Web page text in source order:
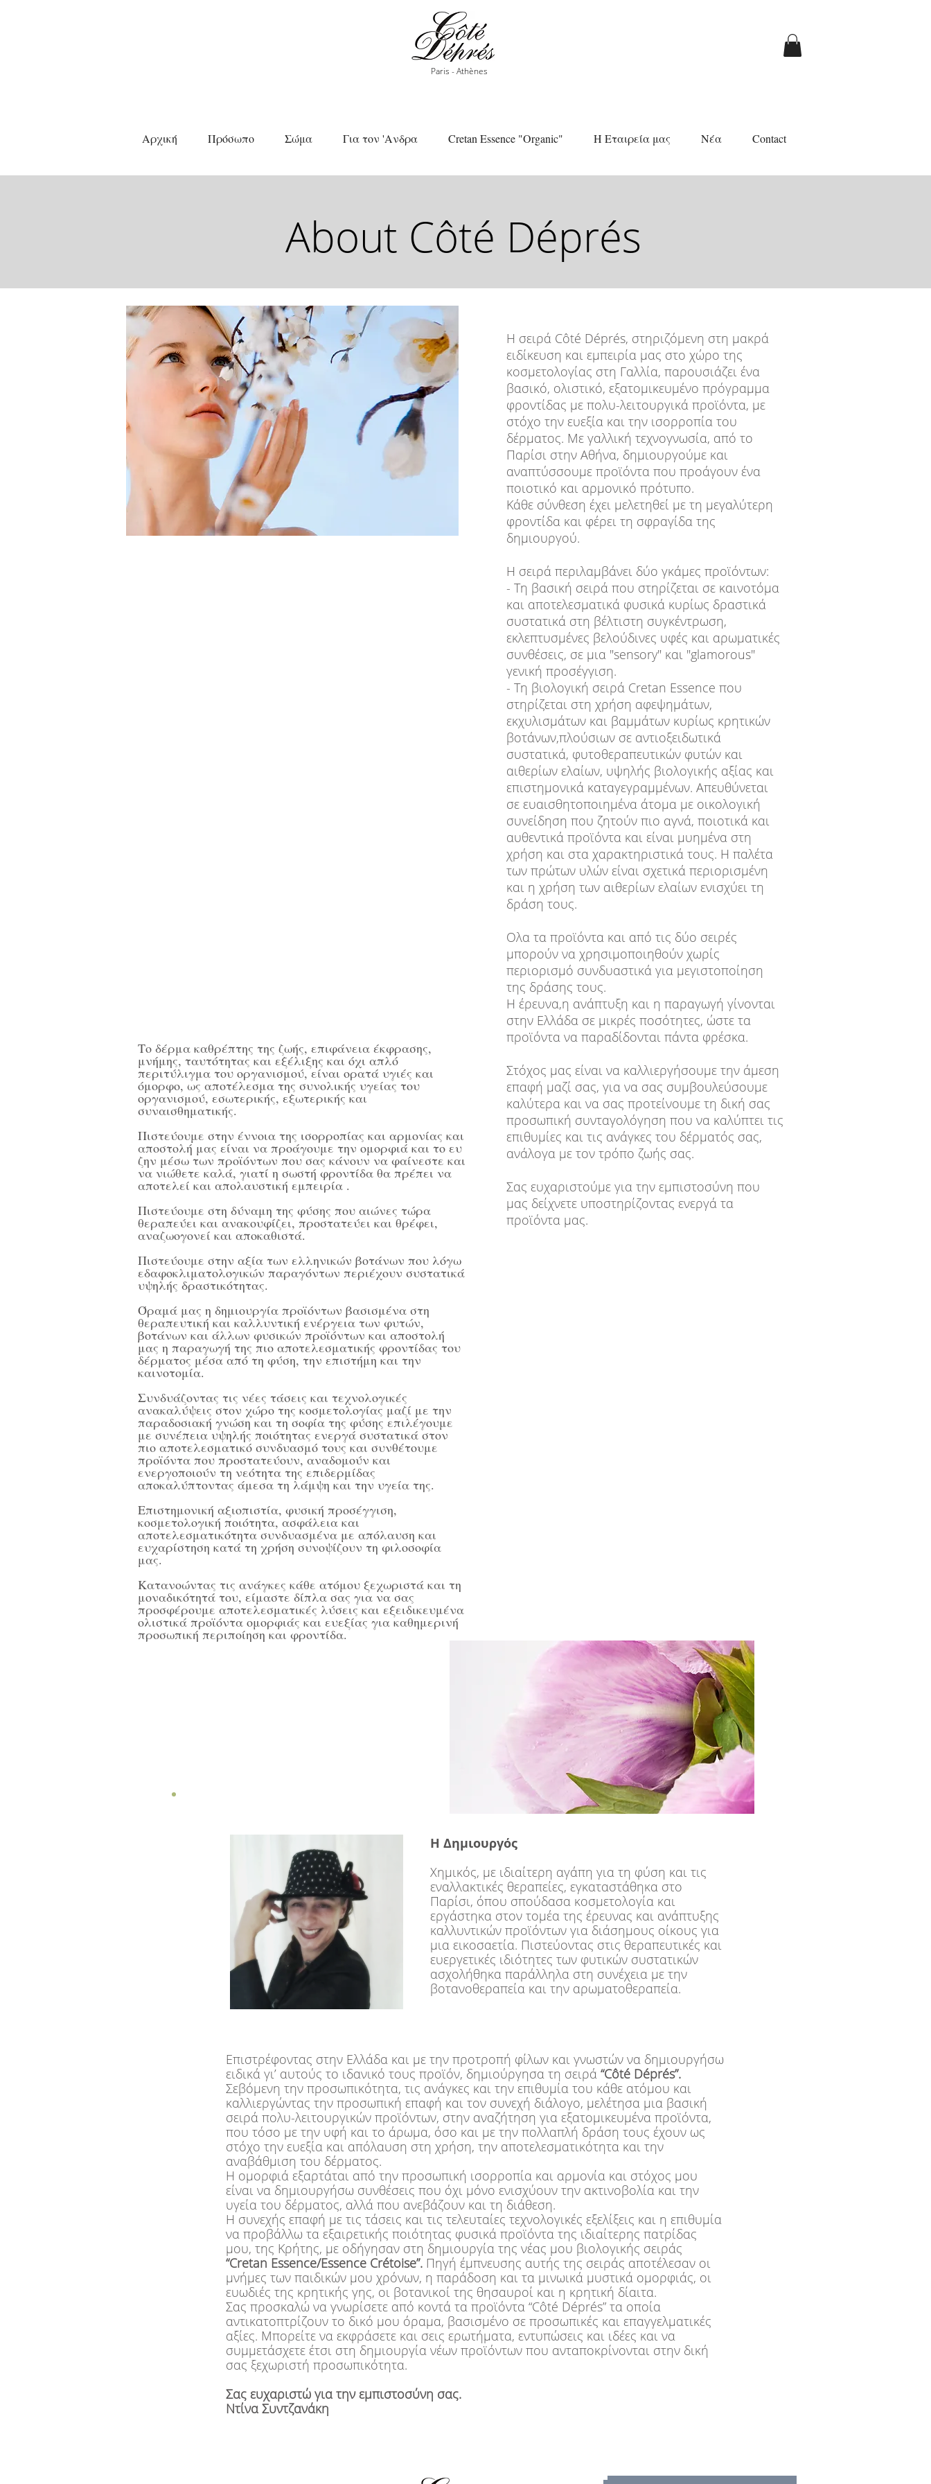
Paris - Athènes
Αρχική Πρόσωπο Σώμα Για τον 'Ανδρα Cretan Essence "Organic" Η Εταιρεία μας Νέα Contact
About Côté Déprés
Το δέρμα καθρέπτης της ζωής, επιφάνεια έκφρασης,
μνήμης, ταυτότητας και εξέλιξης και όχι απλό
περιτύλιγμα του οργανισμού, είναι ορατά υγιές και
όμορφο, ως αποτέλεσμα της συνολικής υγείας του
οργανισμού, εσωτερικής, εξωτερικής και
συναισθηματικής.
Πιστεύουμε στην έννοια της ισορροπίας και αρμονίας και
αποστολή μας είναι να προάγουμε την ομορφιά και το ευ
ζην μέσω των προϊόντων που σας κάνουν να φαίνεστε και
να νιώθετε καλά, γιατί η σωστή φροντίδα θα πρέπει να
αποτελεί και απολαυστική εμπειρία .
Πιστεύουμε στη δύναμη της φύσης που αιώνες τώρα
θεραπεύει και ανακουφίζει, προστατεύει και θρέφει,
αναζωογονεί και αποκαθιστά.
Πιστεύουμε στην αξία των ελληνικών βοτάνων που λόγω
εδαφοκλιματολογικών παραγόντων περιέχουν συστατικά
υψηλής δραστικότητας.
Όραμά μας η δημιουργία προϊόντων βασισμένα στη
θεραπευτική και καλλυντική ενέργεια των φυτών,
βοτάνων και άλλων φυσικών προϊόντων και αποστολή
μας η παραγωγή της πιο αποτελεσματικής φροντίδας του
δέρματος μέσα από τη φύση, την επιστήμη και την
καινοτομία.
Συνδυάζοντας τις νέες τάσεις και τεχνολογικές
ανακαλύψεις στον χώρο της κοσμετολογίας μαζί με την
παραδοσιακή γνώση και τη σοφία της φύσης επιλέγουμε
με συνέπεια υψηλής ποιότητας ενεργά συστατικά στον
πιο αποτελεσματικό συνδυασμό τους και συνθέτουμε
προϊόντα που προστατεύουν, αναδομούν και
ενεργοποιούν τη νεότητα της επιδερμίδας
αποκαλύπτοντας άμεσα τη λάμψη και την υγεία της.
Επιστημονική αξιοπιστία, φυσική προσέγγιση,
κοσμετολογική ποιότητα, ασφάλεια και
αποτελεσματικότητα συνδυασμένα με απόλαυση και
ευχαρίστηση κατά τη χρήση συνοψίζουν τη φιλοσοφία
μας.
Κατανοώντας τις ανάγκες κάθε ατόμου ξεχωριστά και τη
μοναδικότητά του, είμαστε δίπλα σας για να σας
προσφέρουμε αποτελεσματικές λύσεις και εξειδικευμένα
ολιστικά προϊόντα ομορφιάς και ευεξίας για καθημερινή
προσωπική περιποίηση και φροντίδα.
Η σειρά Côté Déprés, στηριζόμενη στη μακρά
ειδίκευση και εμπειρία μας στο χώρο της
κοσμετολογίας στη Γαλλία, παρουσιάζει ένα
βασικό, ολιστικό, εξατομικευμένο πρόγραμμα
φροντίδας με πολυ-λειτουργικά προϊόντα, με
στόχο την ευεξία και την ισορροπία του
δέρματος. Με γαλλική τεχνογνωσία, από το
Παρίσι στην Αθήνα, δημιουργούμε και
αναπτύσσουμε προϊόντα που προάγουν ένα
ποιοτικό και αρμονικό πρότυπο.
Κάθε σύνθεση έχει μελετηθεί με τη μεγαλύτερη
φροντίδα και φέρει τη σφραγίδα της
δημιουργού.
Η σειρά περιλαμβάνει δύο γκάμες προϊόντων:
- Τη βασική σειρά που στηρίζεται σε καινοτόμα
και αποτελεσματικά φυσικά κυρίως δραστικά
συστατικά στη βέλτιστη συγκέντρωση,
εκλεπτυσμένες βελούδινες υφές και αρωματικές
συνθέσεις, σε μια "sensory" και "glamorous"
γενική προσέγγιση.
- Τη βιολογική σειρά Cretan Essence που
στηρίζεται στη χρήση αφεψημάτων,
εκχυλισμάτων και βαμμάτων κυρίως κρητικών
βοτάνων,πλούσιων σε αντιοξειδωτικά
συστατικά, φυτοθεραπευτικών φυτών και
αιθερίων ελαίων, υψηλής βιολογικής αξίας και
επιστημονικά καταγεγραμμένων. Απευθύνεται
σε ευαισθητοποιημένα άτομα με οικολογική
συνείδηση που ζητούν πιο αγνά, ποιοτικά και
αυθεντικά προϊόντα και είναι μυημένα στη
χρήση και στα χαρακτηριστικά τους. Η παλέτα
των πρώτων υλών είναι σχετικά περιορισμένη
και η χρήση των αιθερίων ελαίων ενισχύει τη
δράση τους.
Ολα τα προϊόντα και από τις δύο σειρές
μπορούν να χρησιμοποιηθούν χωρίς
περιορισμό συνδυαστικά για μεγιστοποίηση
της δράσης τους.
Η έρευνα,η ανάπτυξη και η παραγωγή γίνονται
στην Ελλάδα σε μικρές ποσότητες, ώστε τα
προϊόντα να παραδίδονται πάντα φρέσκα.
Στόχος μας είναι να καλλιεργήσουμε την άμεση
επαφή μαζί σας, για να σας συμβουλεύσουμε
καλύτερα και να σας προτείνουμε τη δική σας
προσωπική συνταγολόγηση που να καλύπτει τις
επιθυμίες και τις ανάγκες του δέρματός σας,
ανάλογα με τον τρόπο ζωής σας.
Σας ευχαριστούμε για την εμπιστοσύνη που
μας δείχνετε υποστηρίζοντας ενεργά τα
προϊόντα μας.
Η Δημιουργός
Χημικός, με ιδιαίτερη αγάπη για τη φύση και τις
εναλλακτικές θεραπείες, εγκαταστάθηκα στο
Παρίσι, όπου σπούδασα κοσμετολογία και
εργάστηκα στον τομέα της έρευνας και ανάπτυξης
καλλυντικών προϊόντων για διάσημους οίκους για
μια εικοσαετία. Πιστεύοντας στις θεραπευτικές και
ευεργετικές ιδιότητες των φυτικών συστατικών
ασχολήθηκα παράλληλα στη συνέχεια με την
βοτανοθεραπεία και την αρωματοθεραπεία.
Επιστρέφοντας στην Ελλάδα και με την προτροπή φίλων και γνωστών να δημιουργήσω
ειδικά γι’ αυτούς το ιδανικό τους προϊόν, δημιούργησα τη σειρά “Côté Déprés”.
Σεβόμενη την προσωπικότητα, τις ανάγκες και την επιθυμία του κάθε ατόμου και
καλλιεργώντας την προσωπική επαφή και τον συνεχή διάλογο, μελέτησα μια βασική
σειρά πολυ-λειτουργικών προϊόντων, στην αναζήτηση για εξατομικευμένα προϊόντα,
που τόσο με την υφή και το άρωμα, όσο και με την πολλαπλή δράση τους έχουν ως
στόχο την ευεξία και απόλαυση στη χρήση, την αποτελεσματικότητα και την
αναβάθμιση του δέρματος.
Η ομορφιά εξαρτάται από την προσωπική ισορροπία και αρμονία και στόχος μου
είναι να δημιουργήσω συνθέσεις που όχι μόνο ενισχύουν την ακτινοβολία και την
υγεία του δέρματος, αλλά που ανεβάζουν και τη διάθεση.
Η συνεχής επαφή με τις τάσεις και τις τελευταίες τεχνολογικές εξελίξεις και η επιθυμία
να προβάλλω τα εξαιρετικής ποιότητας φυσικά προϊόντα της ιδιαίτερης πατρίδας
μου, της Κρήτης, με οδήγησαν στη δημιουργία της νέας μου βιολογικής σειράς
“Cretan Essence/Essence Crétoise”. Πηγή έμπνευσης αυτής της σειράς αποτέλεσαν οι
μνήμες των παιδικών μου χρόνων, η παράδοση και τα μινωικά μυστικά ομορφιάς, οι
ευωδιές της κρητικής γης, οι βοτανικοί της θησαυροί και η κρητική δίαιτα.
Σας προσκαλώ να γνωρίσετε από κοντά τα προϊόντα “Côté Déprés” τα οποία
αντικατοπτρίζουν το δικό μου όραμα, βασισμένο σε προσωπικές και επαγγελματικές
αξίες. Μπορείτε να εκφράσετε και σεις ερωτήματα, εντυπώσεις και ιδέες και να
συμμετάσχετε έτσι στη δημιουργία νέων προϊόντων που ανταποκρίνονται στην δική
σας ξεχωριστή προσωπικότητα.
Σας ευχαριστώ για την εμπιστοσύνη σας.
Ντίνα Συντζανάκη